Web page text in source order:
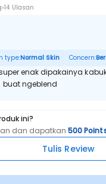
14 Ulasan
type:Normal Skin Concern:
enak dipakainya
buat ngeblend
ini?
dan dapatkan500
Tulis Review